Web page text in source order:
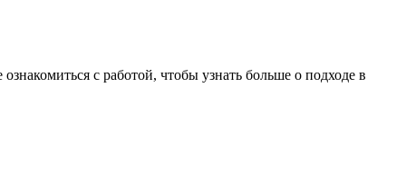
с работой, чтобы узнать больше о подходе в